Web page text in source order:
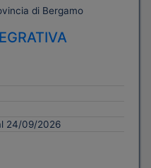
di Bergamo
24/09/2026